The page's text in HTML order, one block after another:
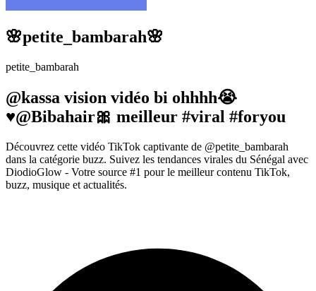
🌸petite_bambarah🌸
petite_bambarah
@kassa vision vidéo bi ohhhh😭
♥️@Bibahair🎀 meilleur #viral #foryou
Découvrez cette vidéo TikTok captivante de @petite_bambarah
dans la catégorie buzz. Suivez les tendances virales du Sénégal avec
DiodioGlow - Votre source #1 pour le meilleur contenu TikTok,
buzz, musique et actualités.